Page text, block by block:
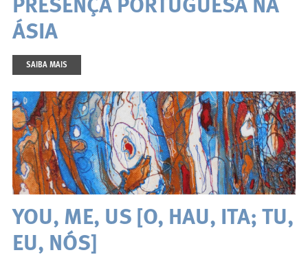
PRESENÇA PORTUGUESA NA
ÁSIA
SAIBA MAIS
YOU, ME, US [O, HAU, ITA; TU,
EU, NÓS]